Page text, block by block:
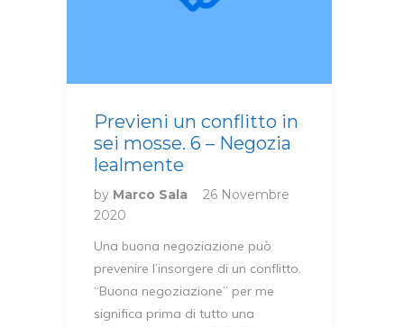
Previeni un conflitto in
sei mosse. 6 – Negozia
lealmente
by Marco Sala
26 Novembre
2020
Una buona negoziazione può
prevenire l’insorgere di un conflitto.
“Buona negoziazione” per me
significa prima di tutto una